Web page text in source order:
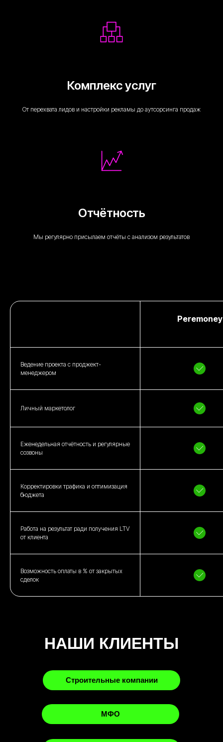
Комплекс услуг
От перехвата лидов и настройки рекламы до аутсорсинга продаж
Отчётность
Мы регулярно присылаем отчёты с анализом результатов
Peremoney
Ведение проекта с проджект-
менеджером
Личный маркетолог
Еженедельная отчётность и регулярные
созвоны
Корректировки трафика и оптимизация
бюджета
Работа на результат ради получения LTV
от клиента
Возможность оплаты в % от закрытых
сделок
МФО
Строительные компании
НАШИ КЛИЕНТЫ